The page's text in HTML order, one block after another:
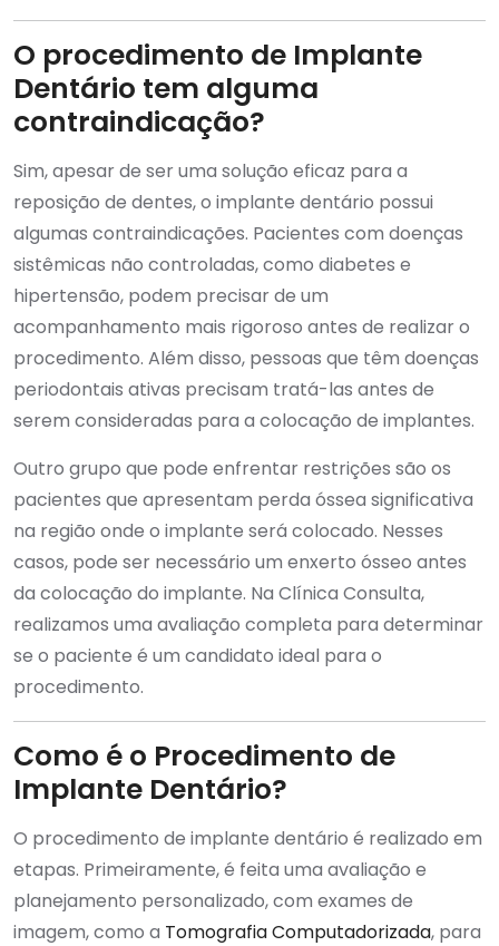
O procedimento de Implante
Dentário tem alguma
contraindicação?
Sim, apesar de ser uma solução eficaz para a
reposição de dentes, o implante dentário possui
algumas contraindicações. Pacientes com doenças
sistêmicas não controladas, como diabetes e
hipertensão, podem precisar de um
acompanhamento mais rigoroso antes de realizar o
procedimento. Além disso, pessoas que têm doenças
periodontais ativas precisam tratá-las antes de
serem consideradas para a colocação de implantes.
Outro grupo que pode enfrentar restrições são os
pacientes que apresentam perda óssea significativa
na região onde o implante será colocado. Nesses
casos, pode ser necessário um enxerto ósseo antes
da colocação do implante. Na Clínica Consulta,
realizamos uma avaliação completa para determinar
se o paciente é um candidato ideal para o
procedimento.
Como é o Procedimento de
Implante Dentário?
O procedimento de implante dentário é realizado em
etapas. Primeiramente, é feita uma avaliação e
planejamento personalizado, com exames de
imagem, como a Tomografia Computadorizada, para